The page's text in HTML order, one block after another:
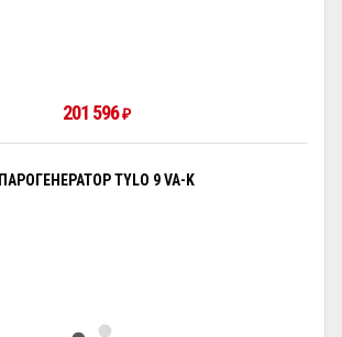
201 596₽
ПАРОГЕНЕРАТОР TYLO 9 VA-K